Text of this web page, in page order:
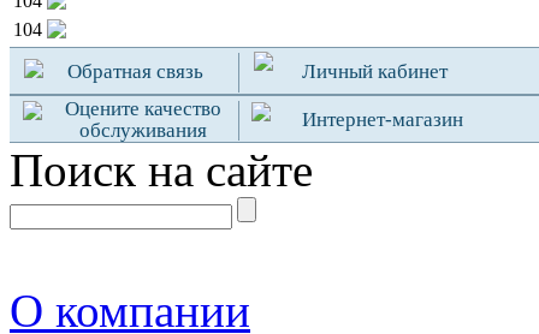
104
Обратная связь
Личный кабинет
Оцените качество
обслуживания
Интернет-магазин
Поиск на сайте
О компании